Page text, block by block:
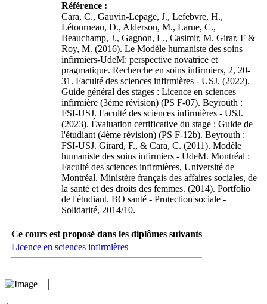
Référence :
Cara, C., Gauvin-Lepage, J., Lefebvre, H.,
Létourneau, D., Alderson, M., Larue, C.,
Beauchamp, J., Gagnon, L., Casimir, M. Girar, F &
Roy, M. (2016). Le Modèle humaniste des soins
infirmiers-UdeM: perspective novatrice et
pragmatique. Recherche en soins infirmiers, 2, 20-
31. Faculté des sciences infirmières - USJ. (2022).
Guide général des stages : Licence en sciences
infirmière (3ème révision) (PS F-07). Beyrouth :
FSI-USJ. Faculté des sciences infirmières - USJ.
(2023). Évaluation certificative du stage : Guide de
l'étudiant (4ème révision) (PS F-12b). Beyrouth :
FSI-USJ. Girard, F., & Cara, C. (2011). Modèle
humaniste des soins infirmiers - UdeM. Montréal :
Faculté des sciences infirmières, Université de
Montréal. Ministère français des affaires sociales, de
la santé et des droits des femmes. (2014). Portfolio
de l'étudiant. BO santé - Protection sociale -
Solidarité, 2014/10.
Ce cours est proposé dans les diplômes suivants
Licence en sciences infirmières